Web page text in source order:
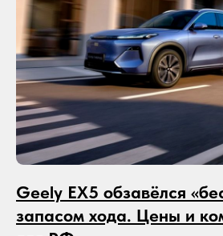
Geely EX5 обзавёлся
запасом хода. Цены и